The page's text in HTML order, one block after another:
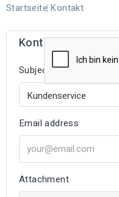
Startseite Kontakt
Kontakt
Subject
Email address
Attachment